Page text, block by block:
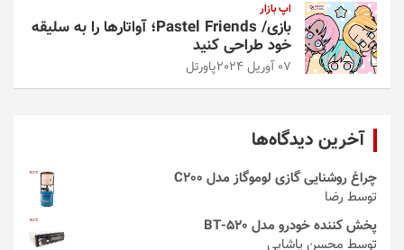
اپ بازار
بازی/ Pastel Friends؛ آواتارها را به سلیقه
خود طراحی کنید
07 آوریل 2024 پاورتل
آخرین دیدگاه‌ها
چراغ روشنایی گازی لوموگاز مدل C200
توسط رضا
پخش کننده خودرو مدل 520-BT
توسط محسن پاشایی